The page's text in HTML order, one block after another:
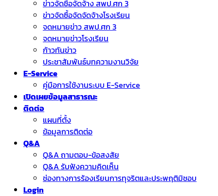
ข่าวจัดชื้อจัดจ้าง สพป.ศก 3
ข่าวจัดซื้อจัดจัดจ้างโรงเรียน
จดหมายข่าว สพป.ศก 3
จดหมายข่าวโรงเรียน
ก้าวทันข่าว
ประชาสัมพันธ์บทความงานวิจัย
E-Service
คู่มือการใช้งานระบบ E-Service
เปิดเผยข้อมูลสาธารณะ
ติดต่อ
แผนที่ตั้ง
ข้อมูลการติดต่อ
Q&A
Q&A ถามตอบ-ข้อสงสัย
Q&A รับฟังความคิดเห็น
ช่องทางการร้องเรียนการทุจริตและประพฤติมิชอบ
Login